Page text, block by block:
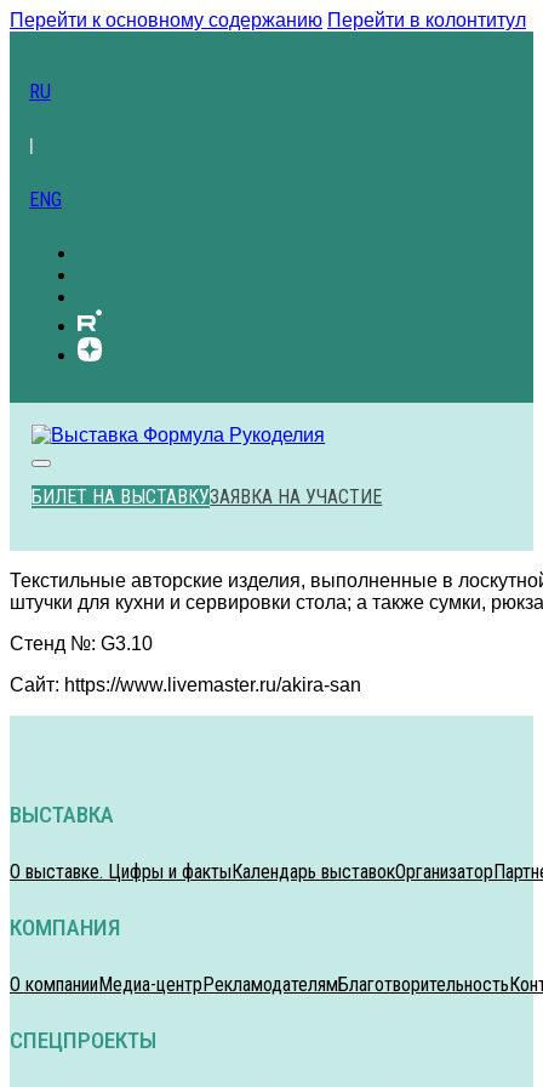
Перейти к основному содержанию Перейти в колонтитул
RU
ENG
БИЛЕТ НА ВЫСТАВКУЗАЯВКА НА УЧАСТИЕ
Текстильные авторские изделия, выполненные в
штучки для кухни и сервировки стола; а также сумки,
Стенд №: G3.10
Сайт: https://www.livemaster.ru/akira-san
ВЫСТАВКА
О выставке. Цифры и фактыКалендарь выставокОрганизатор
КОМПАНИЯ
О компанииМедиа-центрРекламодателямБлаготворительность
СПЕЦПРОЕКТЫ